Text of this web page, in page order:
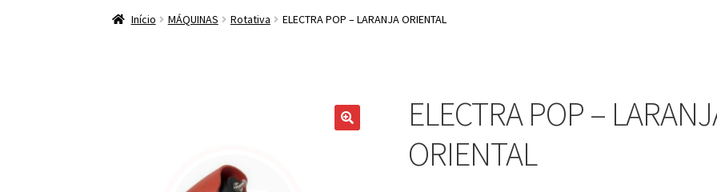
Início MÁQUINAS Rotativa ELECTRA POP – LARANJA ORIENTAL
ELECTRA POP –
ORIENTAL